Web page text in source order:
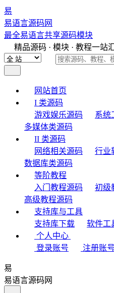
易
易语言源码网
最全易语言共享源码模块
精品源码 · 模块 · 教程一站
网站首页
I 类源码
游戏娱乐源码
系统
多媒体类源码
II 类源码
网络相关源码
行业
数据库类源码
等阶教程
入门教程源码
初级
高级教程源码
支持库与工具
支持库下载
软件工
个人中心
登录账号
注册账号
易
易语言源码网